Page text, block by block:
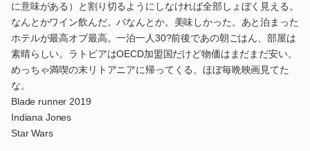
に意味がある）と割り切るようにしなければ全部しょぼく見える。
なんとかワイン飲んだ。バなんとか。美味しかった。あと泊まった
ホテルが最高オブ最高。一泊一人30?前後であの朝ごはん、部屋は
素晴らしい。ラトビアはOECD加盟国だけど物価はまだまだ安い。
めっちゃ満喫の末リトアニアに帰ってくる。ほぼ毎晩映画見てた
な。
Blade runner 2019
Indiana Jones
Star Wars